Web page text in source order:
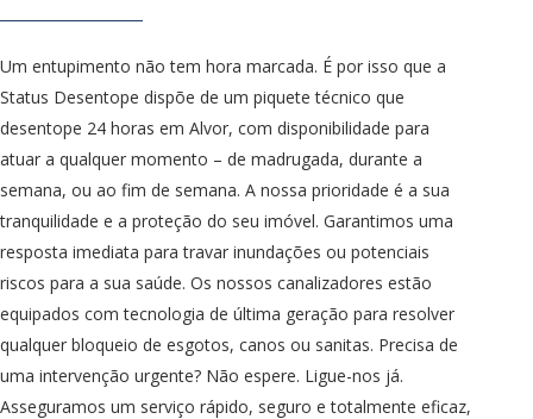
Um entupimento não tem hora marcada. É por isso que a
Status Desentope dispõe de um piquete técnico que
desentope 24 horas em Alvor, com disponibilidade para
atuar a qualquer momento – de madrugada, durante a
semana, ou ao fim de semana. A nossa prioridade é a sua
tranquilidade e a proteção do seu imóvel. Garantimos uma
resposta imediata para travar inundações ou potenciais
riscos para a sua saúde. Os nossos canalizadores estão
equipados com tecnologia de última geração para resolver
qualquer bloqueio de esgotos, canos ou sanitas. Precisa de
uma intervenção urgente? Não espere. Ligue-nos já.
Asseguramos um serviço rápido, seguro e totalmente eficaz,